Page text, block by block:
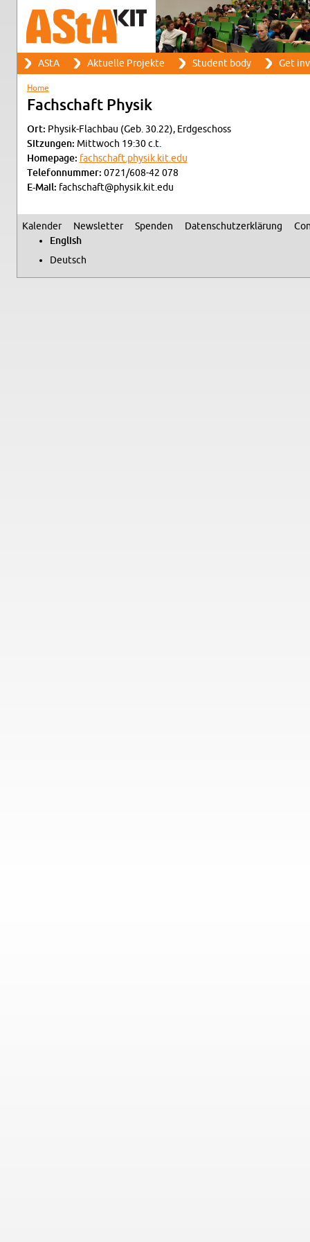
Search form
Search
Main menu
AStA Ak­tuelle Pro­jekte Stu­dent body Get
You are here
Home
Fach­schaft Physik
Ort: Physik-Flach­bau (Geb. 30.22), Erdgeschoss
Sitzun­gen: Mittwoch 19:30 c.t.
Home­page: fachschaft.​physik.​kit.​edu
Tele­fon­num­mer: 0721/608-42 078
E-Mail: fachschaft@​physik.​kit.​edu
Sec­ondary menu
Kalen­der Newslet­ter Spenden Daten­schutzerklärung
Eng­lish
Deutsch